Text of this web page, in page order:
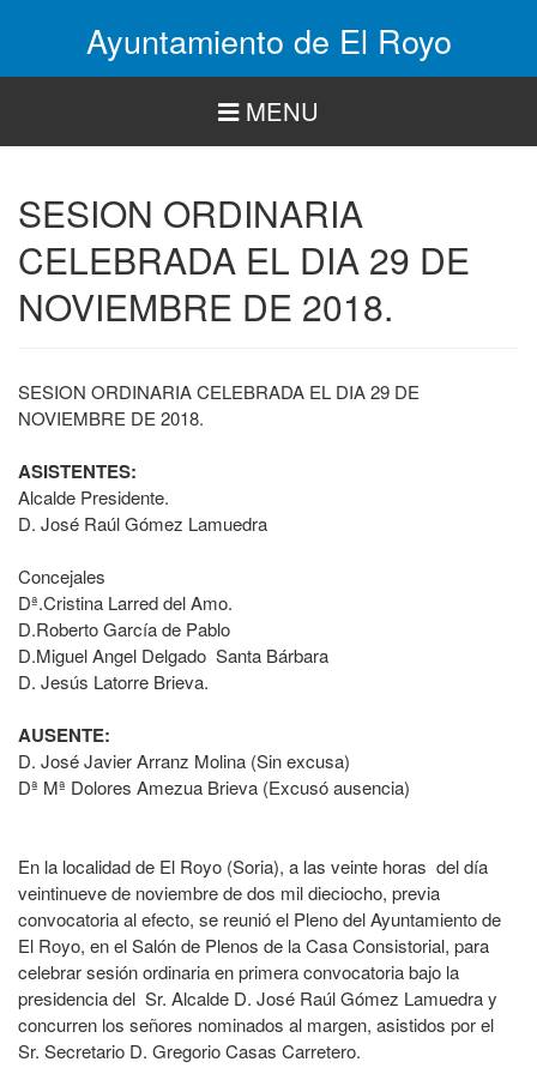
Ayuntamiento de El Royo
MENU
SESION ORDINARIA
CELEBRADA EL DIA 29 DE
NOVIEMBRE DE 2018.
SESION ORDINARIA CELEBRADA EL DIA 29 DE
NOVIEMBRE DE 2018.
ASISTENTES:
Alcalde Presidente.
D. José Raúl Gómez Lamuedra
Concejales
Dª.Cristina Larred del Amo.
D.Roberto García de Pablo
D.Miguel Angel Delgado Santa Bárbara
D. Jesús Latorre Brieva.
AUSENTE:
D. José Javier Arranz Molina (Sin excusa)
Dª Mª Dolores Amezua Brieva (Excusó ausencia)
En la localidad de El Royo (Soria), a las veinte horas del día
veintinueve de noviembre de dos mil dieciocho, previa
convocatoria al efecto, se reunió el Pleno del Ayuntamiento de
El Royo, en el Salón de Plenos de la Casa Consistorial, para
celebrar sesión ordinaria en primera convocatoria bajo la
presidencia del Sr. Alcalde D. José Raúl Gómez Lamuedra y
concurren los señores nominados al margen, asistidos por el
Sr. Secretario D. Gregorio Casas Carretero.